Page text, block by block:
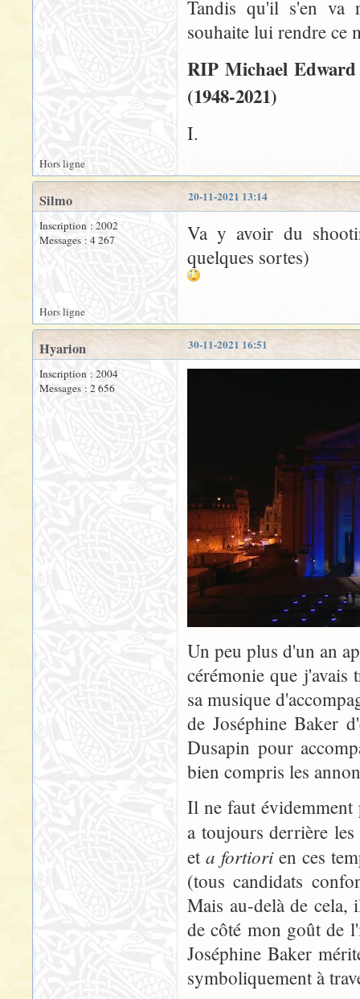
Tandis qu'il s'en va
souhaite lui rendre ce
RIP Michael
(1948-2021)
I.
Hors ligne
20-11-2021 13:14
Silmo
Inscription : 2002
Messages : 4 267
Va y avoir du
quelques sortes)
Hors ligne
30-11-2021 16:51
Hyarion
Inscription : 2004
Messages : 2 656
Un peu plus d'un an
cérémonie que j'avais
sa musique
de Joséphine Baker
Dusapin pour
bien compris les
Il ne faut
a toujours derrière
eta fortiorien ces
(tous candidats
Mais au-delà de cela,
de côté mon goût de
Joséphine Baker
symboliquement à